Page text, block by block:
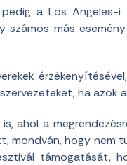
a Los Angeles-
számos más
ha azok
ahol a
mondván, hogy nem
támogatását,